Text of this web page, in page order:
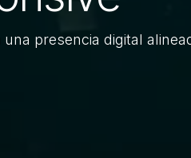
presencia digital